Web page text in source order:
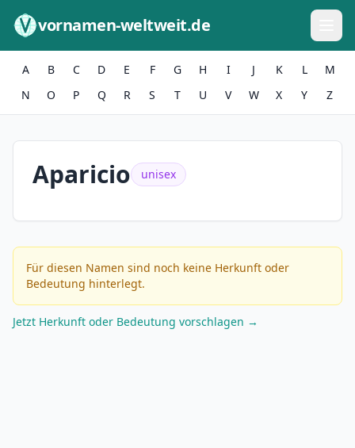
vornamen-weltweit.de
A B C D E F G H I J K L
M
N
O P Q R S T U V W X Y Z
Aparicio unisex
Für diesen Namen sind noch keine Herkunft oder
Bedeutung hinterlegt.
Jetzt Herkunft oder Bedeutung vorschlagen →